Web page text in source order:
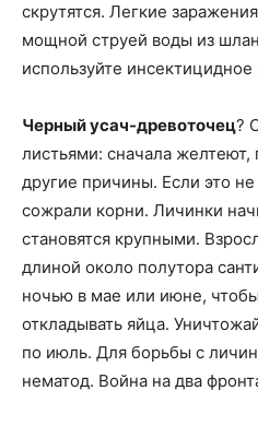
скрутятся. Легкие
мощной струей воды из
используйте
Черный усач-древоточец?
листьями: сначала
другие причины. Если это
сожрали корни. Личинки
становятся крупными.
длиной около полутора
ночью в мае или июне,
откладывать яйца.
по июль. Для борьбы с
нематод. Война на два